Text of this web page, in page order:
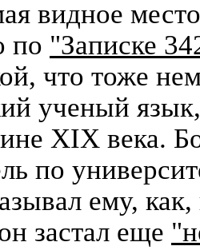
видное
по "Записке
что тоже
ученый
XIX века.
по
ему,
застал еще